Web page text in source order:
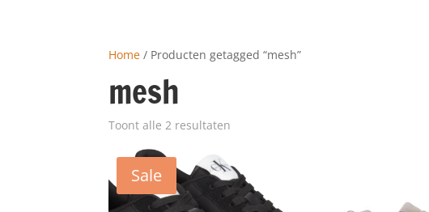
Home / Producten getagged “mesh”
mesh
Toont alle 2 resultaten
Sale